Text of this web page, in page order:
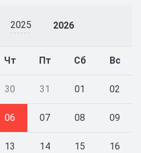
2025 2026
Чт Пт Сб Вс
30 31 01 02
06 07 08 09
13 14 15 16